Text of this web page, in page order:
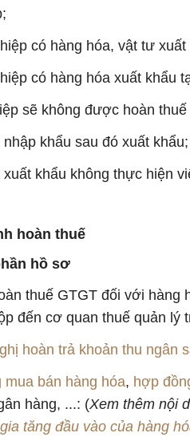
có hàng hóa, vật tư
có hàng hóa xuất khẩu
sẽ không được hoàn
khẩu sau đó xuất khẩu;
khẩu không thực hiện
hoàn thuế
hồ sơ
thuế GTGT đối với hàng
đến cơ quan thuế quản lý
hoàn trả khoản thu ngân
mua bán hàng hóa, hợp
hàng, ...: (Xem thêm nội
tăng đầu vào của hàng